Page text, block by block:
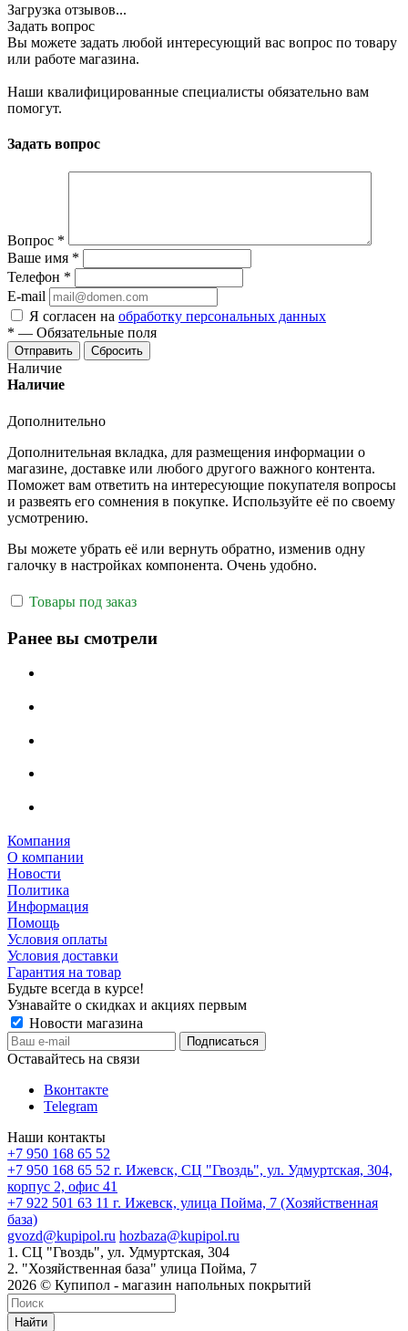
Загрузка отзывов...
Задать вопрос
Вы можете задать любой интересующий вас вопрос по товару
или работе магазина.
Наши квалифицированные специалисты обязательно вам
помогут.
Задать вопрос
Вопрос *
Ваше имя *
Телефон *
E-mail
Я согласен на обработку персональных данных
* — Обязательные поля
Отправить Сбросить
Наличие
Наличие
Дополнительно
Дополнительная вкладка, для размещения информации о
магазине, доставке или любого другого важного контента.
Поможет вам ответить на интересующие покупателя вопросы
и развеять его сомнения в покупке. Используйте её по своему
усмотрению.
Вы можете убрать её или вернуть обратно, изменив одну
галочку в настройках компонента. Очень удобно.
Товары под заказ
Ранее вы смотрели
Компания
О компании
Новости
Политика
Информация
Помощь
Условия оплаты
Условия доставки
Гарантия на товар
Будьте всегда в курсе!
Узнавайте о скидках и акциях первым
Новости магазина
Оставайтесь на связи
Вконтакте
Telegram
Наши контакты
+7 950 168 65 52
+7 950 168 65 52 г. Ижевск, СЦ "Гвоздь", ул. Удмуртская, 304,
корпус 2, офис 41
+7 922 501 63 11 г. Ижевск, улица Пойма, 7 (Хозяйственная
база)
gvozd@kupipol.ru hozbaza@kupipol.ru
1. СЦ "Гвоздь", ул. Удмуртская, 304
2. "Хозяйственная база" улица Пойма, 7
2026 © Купипол - магазин напольных покрытий
Найти